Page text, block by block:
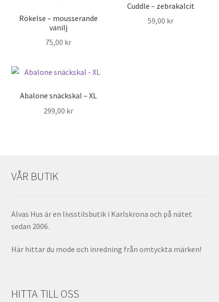
Rökelse – mousserande
vanilj
75,00 kr
Cuddle – zebrakalcit
59,00 kr
Abalone snäckskal – XL
299,00 kr
VÅR BUTIK
Alvas Hus är en livsstilsbutik i Karlskrona och på nätet
sedan 2006.
Här hittar du mode och inredning från omtyckta märken!
HITTA TILL OSS